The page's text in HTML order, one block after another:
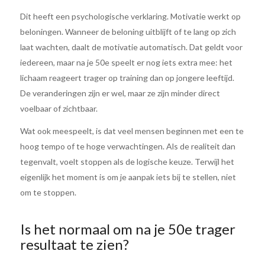
Dit heeft een psychologische verklaring. Motivatie werkt op
beloningen. Wanneer de beloning uitblijft of te lang op zich
laat wachten, daalt de motivatie automatisch. Dat geldt voor
iedereen, maar na je 50e speelt er nog iets extra mee: het
lichaam reageert trager op training dan op jongere leeftijd.
De veranderingen zijn er wel, maar ze zijn minder direct
voelbaar of zichtbaar.
Wat ook meespeelt, is dat veel mensen beginnen met een te
hoog tempo of te hoge verwachtingen. Als de realiteit dan
tegenvalt, voelt stoppen als de logische keuze. Terwijl het
eigenlijk het moment is om je aanpak iets bij te stellen, niet
om te stoppen.
Is het normaal om na je 50e trager
resultaat te zien?